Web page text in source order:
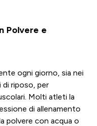
Polvere e
ogni giorno, sia nei
di riposo, per
Molti atleti la
di allenamento
polvere con acqua o